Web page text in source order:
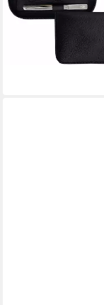
-18%
lieferbar - in 6-8